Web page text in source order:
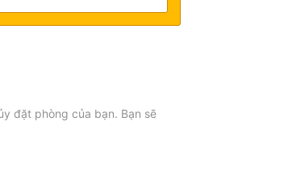
đặt phòng của bạn. Bạn sẽ